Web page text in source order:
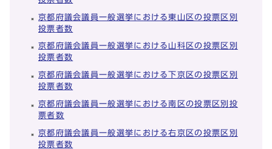
京都府議会議員一般選挙における東山区の投票区別
投票者数
京都府議会議員一般選挙における山科区の投票区別
投票者数
京都府議会議員一般選挙における下京区の投票区別
投票者数
京都府議会議員一般選挙における南区の投票区別投
票者数
京都府議会議員一般選挙における右京区の投票区別
投票者数